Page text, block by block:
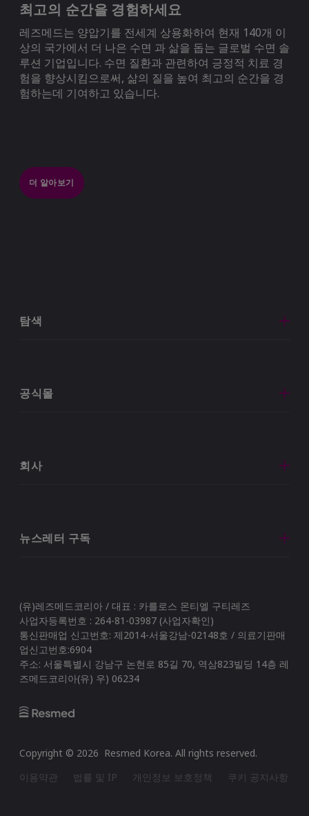
최고의 순간을 경험하세요
레즈메드는 양압기를 전세계 상용화하여 현재 140개 이
상의 국가에서 더 나은 수면 과 삶을 돕는 글로벌 수면 솔
루션 기업입니다. 수면 질환과 관련하여 긍정적 치료 경
험을 향상시킴으로써, 삶의 질을 높여 최고의 순간을 경
험하는데 기여하고 있습니다.
더 알아보기
탐색
공식몰
회사
뉴스레터 구독
(유)레즈메드코리아 / 대표 : 카를로스 몬티엘 구티레즈
사업자등록번호 : 264-81-03987 (사업자확인)
통신판매업 신고번호: 제2014-서울강남-02148호 / 의료기판매
업신고번호:6904
주소: 서울특별시 강남구 논현로 85길 70, 역삼823빌딩 14층 레
즈메드코리아(유) 우) 06234
Copyright © 2026 Resmed Korea. All rights reserved.
이용약관
법률 및 IP 개인정보 보호정책 쿠키 공지사항